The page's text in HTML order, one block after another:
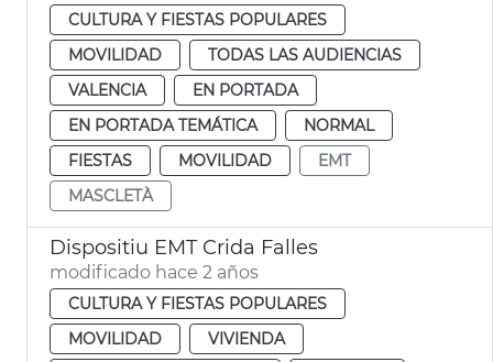
CULTURA Y FIESTAS POPULARES
MOVILIDAD
TODAS LAS AUDIENCIAS
VALENCIA
EN PORTADA
EN PORTADA TEMÁTICA
NORMAL
FIESTAS
MOVILIDAD
EMT
MASCLETÀ
Dispositiu EMT Crida Falles
modificado hace 2 años
CULTURA Y FIESTAS POPULARES
MOVILIDAD
VIVIENDA